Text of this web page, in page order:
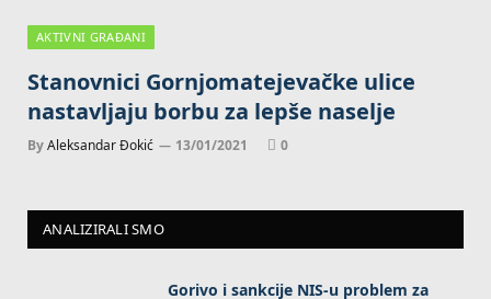
AKTIVNI GRAĐANI
Stanovnici Gornjomatejevačke ulice
nastavljaju borbu za lepše naselje
ByAleksandar Đokić 13/01/2021 0
ANALIZIRALI SMO
Gorivo i sankcije NIS-u problem za